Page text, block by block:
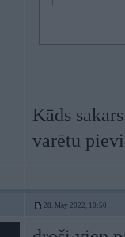
Kāds
varētu
28. May 2022, 10:50